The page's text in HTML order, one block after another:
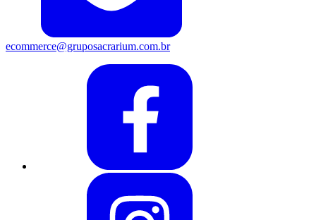
ecommerce@gruposacrarium.com.br